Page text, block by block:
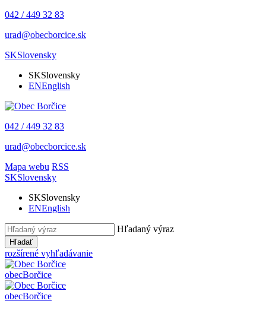
042 / 449 32 83
urad@obecborcice.sk
SKSlovensky
SKSlovensky
ENEnglish
042 / 449 32 83
urad@obecborcice.sk
Mapa webu RSS
SKSlovensky
SKSlovensky
ENEnglish
Hľadaný výraz
Hľadať
rozšírené vyhľadávanie
obecBorčice
obecBorčice